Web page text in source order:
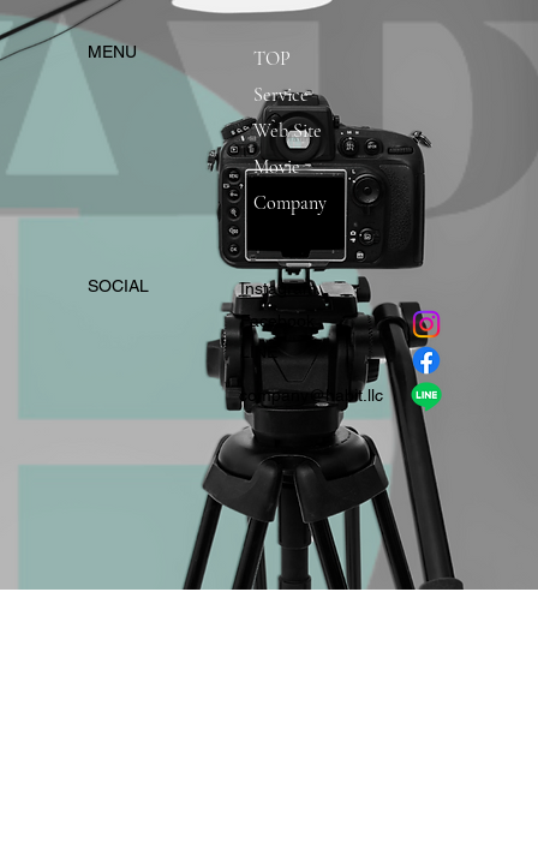
​MENU
TOP
Service
Web Site
Movie
Company
​SOCIAL
Instagram
​Facebook
company＠habit.llc